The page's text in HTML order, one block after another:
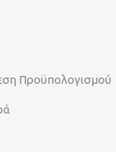
Προϋπολογισμού